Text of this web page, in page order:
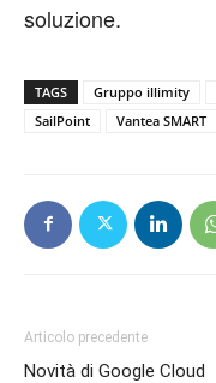
soluzione.
TAGS Gruppo illimity
SailPoint
Vantea SMART
Articolo precedente
Novità di Google Cloud